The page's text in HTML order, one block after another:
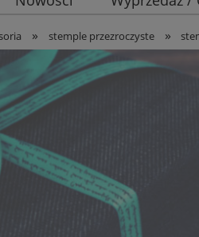
» stemple przezroczyste »